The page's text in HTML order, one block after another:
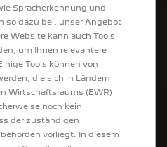
Spracherkennung und
so dazu bei, unser Angebot
Website kann auch Tools
um Ihnen relevantere
Tools können von
die sich in Ländern
Wirtschaftsraums (EWR)
noch kein
der zuständigen
vorliegt. In diesem